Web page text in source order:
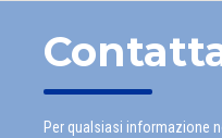
Per qualsiasi informazione